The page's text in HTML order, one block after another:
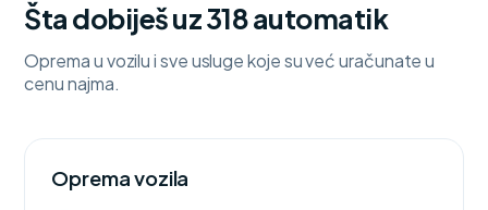
Šta dobiješ uz 318 automatik
Oprema u vozilu i sve usluge koje su već uračunate u
cenu najma.
Oprema vozila